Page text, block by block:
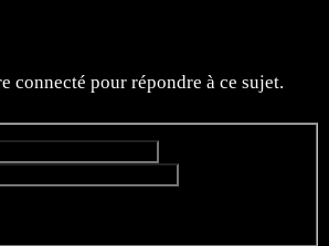
connecté pour répondre à ce sujet.